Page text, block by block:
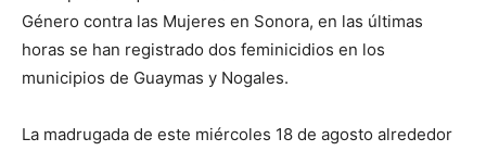
Género contra las Mujeres en Sonora, en las últimas
horas se han registrado dos feminicidios en los
municipios de Guaymas y Nogales.
La madrugada de este miércoles 18 de agosto alrededor